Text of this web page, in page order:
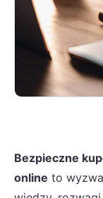
Bezpieczne
online to